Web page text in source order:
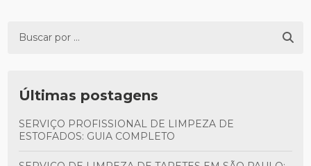
Últimas postagens
SERVIÇO PROFISSIONAL DE LIMPEZA DE
ESTOFADOS: GUIA COMPLETO